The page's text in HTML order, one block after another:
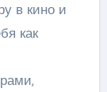
в кино и
как